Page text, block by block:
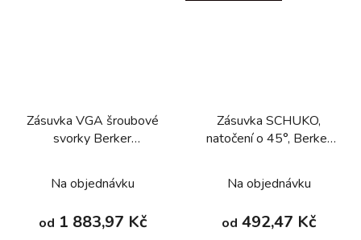
Zásuvka VGA­ šroubové
svorky Berker
Na objednávku
od 1 883,97 Kč
Zásuvka SCHUKO,
natočení o 45°, Berker
Na objednávku
od 492,47 Kč